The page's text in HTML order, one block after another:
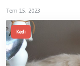
Tem 15, 2023
Kedi